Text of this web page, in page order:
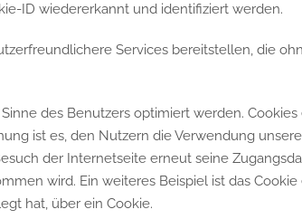
ID wiedererkannt und identifiziert werden.
Services bereitstellen, die
des Benutzers optimiert werden.
ist es, den Nutzern die Verwendung
der Internetseite erneut seine
wird. Ein weiteres Beispiel ist das
hat, über ein Cookie.